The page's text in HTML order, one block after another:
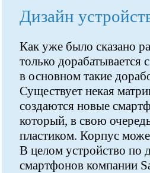
Дизайн
Как уже было сказано
только дорабатывается
в основном такие
Существует некая
создаются новые
который, в свою
пластиком. Корпус
В целом устройство по
смартфонов компании